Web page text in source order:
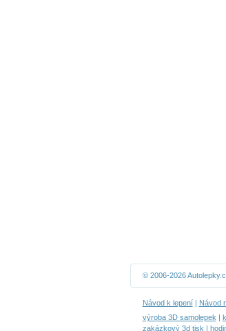
© 2006-2026
Návod k lepení| Návod
výroba 3D samolepek |
zakázkový 3d tisk |